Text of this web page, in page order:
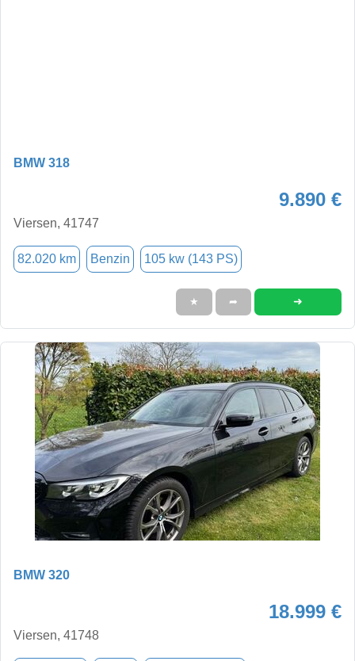
BMW 318
9.890 €
Viersen, 41747
82.020 km Benzin 105 kw (143 PS)
★ ➦ ➜
BMW 320
18.999 €
Viersen, 41748